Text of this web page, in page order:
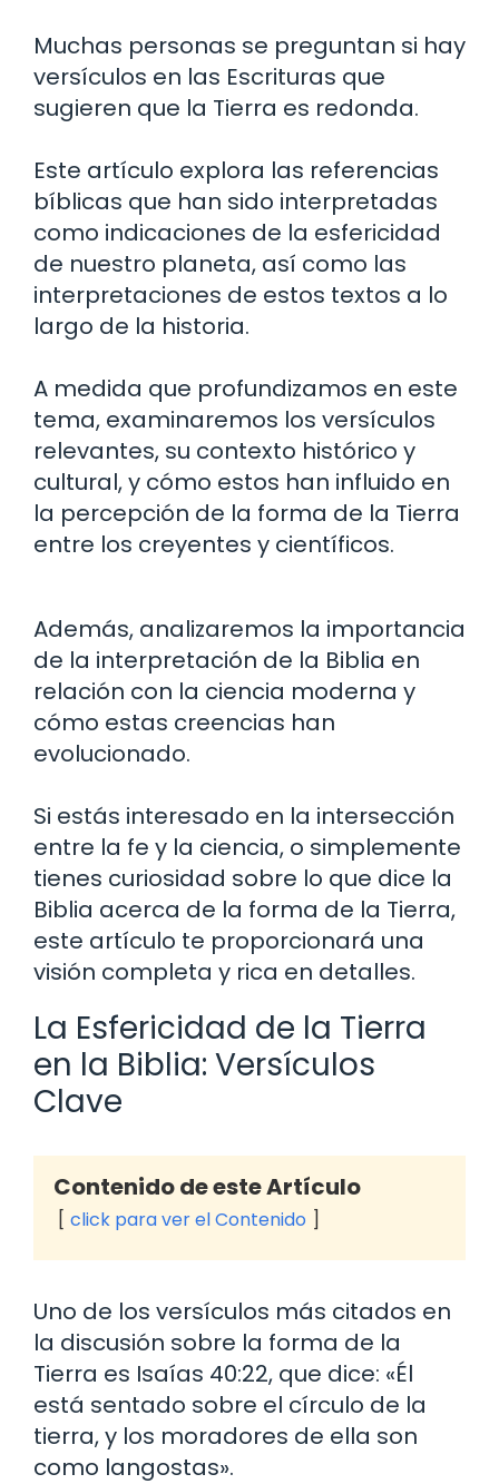
Muchas personas se preguntan si hay
versículos en las Escrituras que
sugieren que la Tierra es redonda.
Este artículo explora las referencias
bíblicas que han sido interpretadas
como indicaciones de la esfericidad
de nuestro planeta, así como las
interpretaciones de estos textos a lo
largo de la historia.
A medida que profundizamos en este
tema, examinaremos los versículos
relevantes, su contexto histórico y
cultural, y cómo estos han influido en
la percepción de la forma de la Tierra
entre los creyentes y científicos.
Además, analizaremos la importancia
de la interpretación de la Biblia en
relación con la ciencia moderna y
cómo estas creencias han
evolucionado.
Si estás interesado en la intersección
entre la fe y la ciencia, o simplemente
tienes curiosidad sobre lo que dice la
Biblia acerca de la forma de la Tierra,
este artículo te proporcionará una
visión completa y rica en detalles.
La Esfericidad de la Tierra
en la Biblia: Versículos
Clave
Contenido de este Artículo
click para ver el Contenido
Uno de los versículos más citados en
la discusión sobre la forma de la
Tierra es Isaías 40:22, que dice: «Él
está sentado sobre el círculo de la
tierra, y los moradores de ella son
como langostas».